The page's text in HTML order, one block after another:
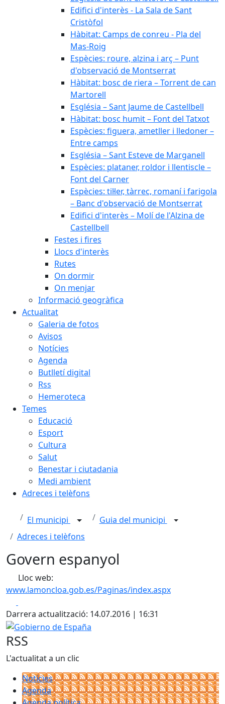
Edifici d'interès - La Sala de Sant
Cristòfol
Hàbitat: Camps de conreu - Pla del
Mas-Roig
Espècies: roure, alzina i arç – Punt
d'observació de Montserrat
Hàbitat: bosc de riera – Torrent de can
Martorell
Església – Sant Jaume de Castellbell
Hàbitat: bosc humit – Font del Tatxot
Espècies: figuera, ametller i lledoner –
Entre camps
Església – Sant Esteve de Marganell
Espècies: plataner, roldor i llentiscle –
Font del Carner
Espècies: til·ler, tàrrec, romaní i farigola
– Banc d'observació de Montserrat
Edifici d'interès – Molí de l'Alzina de
Castellbell
Festes i fires
Llocs d'interès
Rutes
On dormir
On menjar
Informació geogràfica
Actualitat
Galeria de fotos
Avisos
Notícies
Agenda
Butlletí digital
Rss
Hemeroteca
Temes
Educació
Esport
Cultura
Salut
Benestar i ciutadania
Medi ambient
Adreces i telèfons
El municipi
Guia del municipi
Adreces i telèfons
Govern espanyol
Lloc web:
www.lamoncloa.gob.es/Paginas/index.aspx
Darrera actualització: 14.07.2016 | 16:31
Gobierno de España
RSS
L'actualitat a un clic
Notícies
Agenda